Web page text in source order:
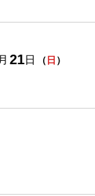
月 21日 （ 日 ）